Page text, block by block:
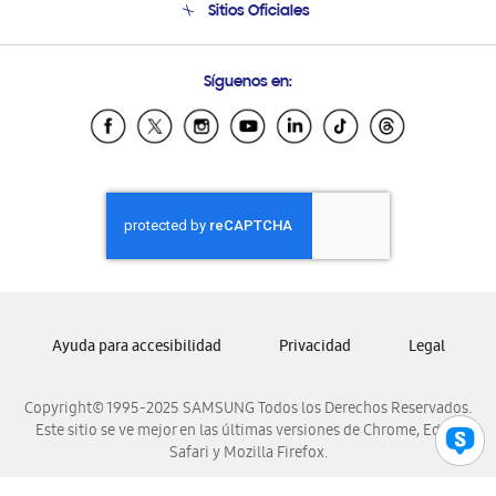
Condiciones de Compra
Soporte vía eMail
Sitios Oficiales
Samsung Ecuador
Samsung El Salvador
Samsung Honduras
Samsung Nicaragua
Samsung Panamá
Samsung Venezuela
Síguenos en:
Copyright© 1995-2025 SAMSUNG Todos los Derechos Reservados.
Este sitio se ve mejor en las últimas versiones de Chrome, Edge,
Safari y Mozilla Firefox.
Ayuda para accesibilidad Privacidad Legal